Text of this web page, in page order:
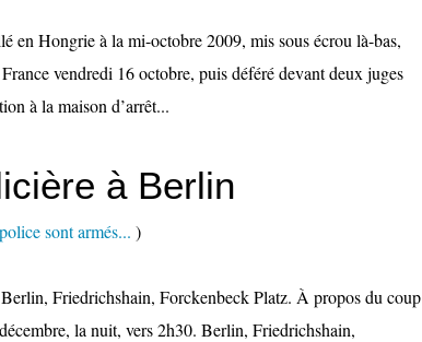
Hongrie à la mi-octobre 2009, mis sous écrou là-bas,
vendredi 16 octobre, puis déféré devant deux juges
à la maison d’arrêt...
à Berlin
sont armés... )
Friedrichshain, Forckenbeck Platz. À propos du coup
la nuit, vers 2h30. Berlin, Friedrichshain,